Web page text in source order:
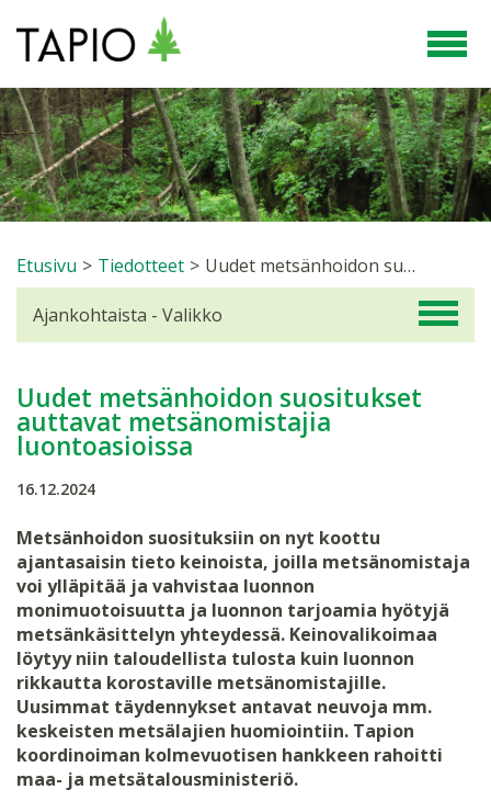
Etusivu > Tiedotteet > Uudet metsänhoidon suositukset auttavat metsänomistajia luontoasioissa
Uudet metsänhoidon suositukset
auttavat metsänomistajia
luontoasioissa
16.12.2024
Metsänhoidon suosituksiin on nyt koottu
ajantasaisin tieto keinoista, joilla metsänomistaja
voi ylläpitää ja vahvistaa luonnon
monimuotoisuutta ja luonnon tarjoamia hyötyjä
metsänkäsittelyn yhteydessä. Keinovalikoimaa
löytyy niin taloudellista tulosta kuin luonnon
rikkautta korostaville metsänomistajille.
Uusimmat täydennykset antavat neuvoja mm.
keskeisten metsälajien huomiointiin. Tapion
koordinoiman kolmevuotisen hankkeen rahoitti
maa- ja metsätalousministeriö.
Ajankohtaista - Valikko